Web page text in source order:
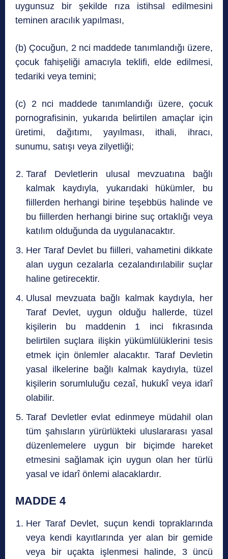
uygunsuz bir şekilde rıza istihsal edilmesini
teminen aracılık yapılması,
(b) Çocuğun, 2 nci maddede tanımlandığı üzere,
çocuk fahişeliği amacıyla teklifi, elde edilmesi,
tedariki veya temini;
(c) 2 nci maddede tanımlandığı üzere, çocuk
pornografisinin, yukarıda belirtilen amaçlar için
üretimi, dağıtımı, yayılması, ithali, ihracı,
sunumu, satışı veya zilyetliği;
Taraf Devletlerin ulusal mevzuatına bağlı
kalmak kaydıyla, yukarıdaki hükümler, bu
fiillerden herhangi birine teşebbüs halinde ve
bu fiillerden herhangi birine suç ortaklığı veya
katılım olduğunda da uygulanacaktır.
Her Taraf Devlet bu fiilleri, vahametini dikkate
alan uygun cezalarla cezalandırılabilir suçlar
haline getirecektir.
Ulusal mevzuata bağlı kalmak kaydıyla, her
Taraf Devlet, uygun olduğu hallerde, tüzel
kişilerin bu maddenin 1 inci fıkrasında
belirtilen suçlara ilişkin yükümlülüklerini tesis
etmek için önlemler alacaktır. Taraf Devletin
yasal ilkelerine bağlı kalmak kaydıyla, tüzel
kişilerin sorumluluğu cezaî, hukukî veya idarî
olabilir.
Taraf Devletler evlat edinmeye müdahil olan
tüm şahısların yürürlükteki uluslararası yasal
düzenlemelere uygun bir biçimde hareket
etmesini sağlamak için uygun olan her türlü
yasal ve idarî önlemi alacaklardır.
MADDE 4
Her Taraf Devlet, suçun kendi topraklarında
veya kendi kayıtlarında yer alan bir gemide
veya bir uçakta işlenmesi halinde, 3 üncü